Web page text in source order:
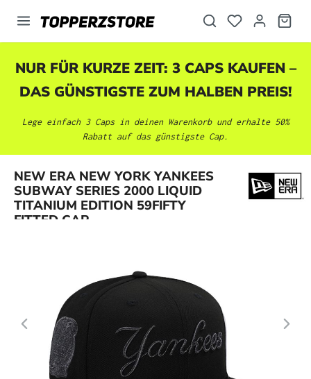
springen
NUR FÜR KURZE ZEIT: 3 CAPS KAUFEN –
DAS GÜNSTIGSTE ZUM HALBEN PREIS!
Lege einfach 3 Caps in deinen Warenkorb und erhalte 50%
Rabatt auf das günstigste Cap.
NEW ERA NEW YORK YANKEES
SUBWAY SERIES 2000 LIQUID
TITANIUM EDITION 59FIFTY
FITTED CAP
Bildergalerie überspringen